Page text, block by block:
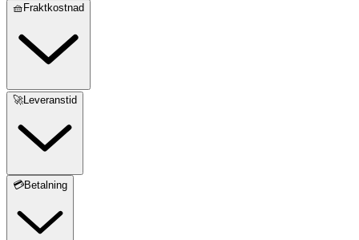
🧺Fraktkostnad
🚀Leveranstid
💳Betalning